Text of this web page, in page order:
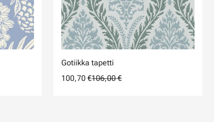
Gotiikka tapetti
100,70 €106,00 €